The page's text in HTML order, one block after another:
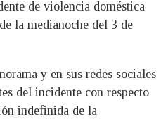
de violencia doméstica
la medianoche del 3 de
y en sus redes sociales
del incidente con respecto
indefinida de la